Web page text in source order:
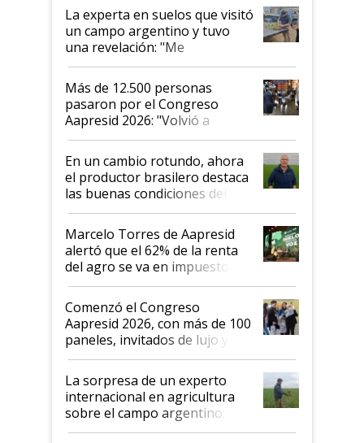
La experta en suelos que visitó
un campo argentino y tuvo
una revelación: "Me
impresionó mucho"
Más de 12.500 personas
pasaron por el Congreso
Aapresid 2026: "Volvió a
demostrar que hablar del
suelo es hablar de todo el
sistema productivo"
En un cambio rotundo, ahora
el productor brasilero destaca
las buenas condiciones del
agro argentino para invertir:
"Los veo más motivados"
Marcelo Torres de Aapresid
alertó que el 62% de la renta
del agro se va en impuestos:
"No es bueno que en
Argentina se sigan discutiendo
las mismas cosas de hace 50
años"
Comenzó el Congreso
Aapresid 2026, con más de 100
paneles, invitados de lujo y
todas las tendencias
La sorpresa de un experto
internacional en agricultura
sobre el campo argentino:
"Estoy muy impresionado"